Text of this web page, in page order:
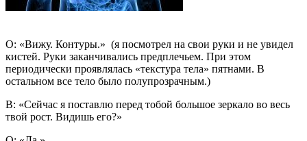
О: «Вижу. Контуры.» (я посмотрел на свои руки и не увидел
кистей. Руки заканчивались предплечьем. При этом
периодически проявлялась «текстура тела» пятнами. В
остальном все тело было полупрозрачным.)
В: «Сейчас я поставлю перед тобой большое зеркало во весь
твой рост. Видишь его?»